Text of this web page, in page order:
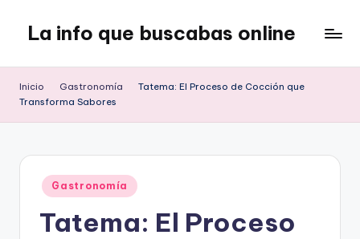
contenido
La info que buscabas online
para
Inicio Gastronomía
Tatema: El Proceso de Cocción que
Transforma Sabores
Publicado
en
Gastronomía
Tatema: El Proceso